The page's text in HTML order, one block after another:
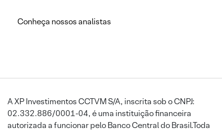
Conheça nossos analistas
A XP Investimentos CCTVM S/A, inscrita sob o CNPJ:
02.332.886/0001-04, é uma instituição financeira
autorizada a funcionar pelo Banco Central do Brasil.Toda